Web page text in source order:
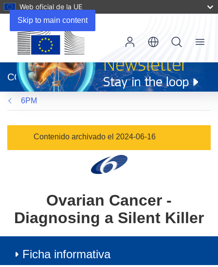
Skip to main content
Web oficial de la UE
abrirá
en
una
nueva
ventana)
CORDIS
Menu
6PM
Contenido archivado el 2024-06-16
Ovarian Cancer -
Diagnosing a Silent Killer
Ficha informativa